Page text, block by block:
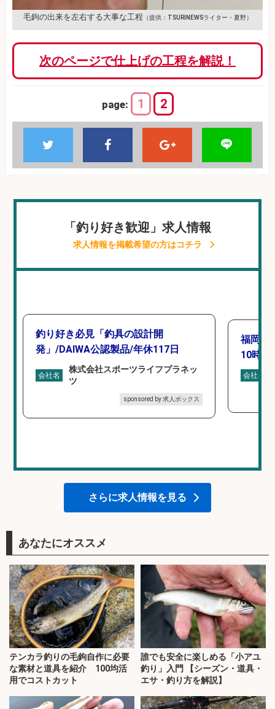
毛鉤の出来を左右する大事な工程 （提供：TSURINEWSライター・夏野）
次のページで仕上げの工程を解説！
page: 1 2
「釣り好き歓迎」求人情報
求人情報を掲載希望の方はコチラ
釣り好き必見「釣具の設計開
発」/DAIWA公認製品/年休117日
会社名
株式会社スポーツライフプラネッ
ツ
sponsored by 求人ボックス
福岡「
10時間
会社名
さらに求人情報を見る
あなたにオススメ
テンカラ釣りの毛鉤自作に必要
な素材と道具を紹介 100均活
用でコストカット
誰でも安全に楽しめる「小アユ
釣り」入門 【シーズン・道具・
エサ・釣り方を解説】